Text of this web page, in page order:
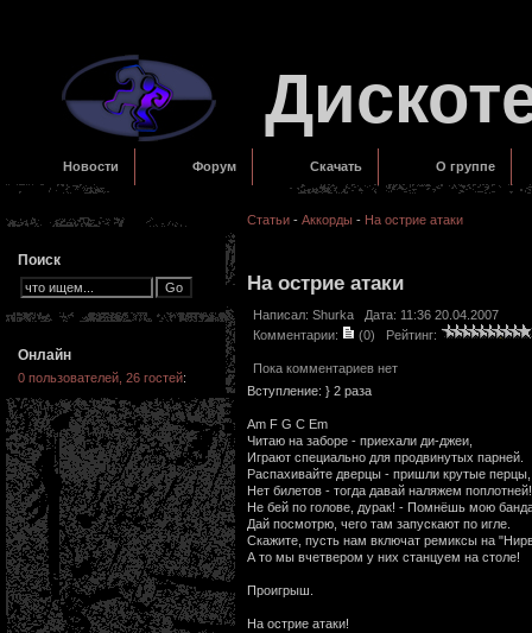
Новости Форум Скачать О группе
Поиск
Онлайн
0 пользователей, 26 гостей:
Статьи - Аккорды - На острие атаки
На острие атаки
Написал: Shurka Дата: 11:36 20.04.2007
Комментарии:
(0) Рейтинг:
Пока комментариев нет
Вступление: } 2 раза
Am F G C Em
Читаю на заборе - приехали ди-джеи,
Играют специально для продвинутых парней.
Распахивайте дверцы - пришли крутые перцы,
Нет билетов - тогда давай наляжем поплотней!
Не бей по голове, дурак! - Помнёшь мою
Дай посмотрю, чего там запускают по игле.
Скажите, пусть нам включат ремиксы на
А то мы вчетвером у них станцуем на столе!
Проигрыш.
На острие атаки!